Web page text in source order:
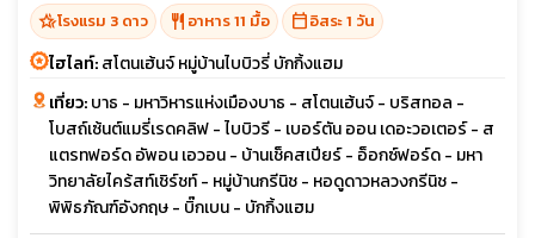
hotel_classโรงแรม 3 ดาว restaurant อาหาร 11 มื้อ calendar_todayอิสระ 1 วัน
ไฮไลท์:สโตนเฮ้นจ์ หมู่บ้านไบบิวรี่ บักกิ้งแฮม
เที่ยว:บาธ - มหาวิหารแห่งเมืองบาธ - สโตนเฮ้นจ์ - บริสทอล -
โบสถ์เซ้นต์แมรี่เรดคลิฟ - ไบบิวรี - เบอร์ตัน ออน เดอะวอเตอร์ - ส
แตรทฟอร์ด อัพอน เอวอน - บ้านเช็คสเปียร์ - อ็อกซ์ฟอร์ด - มหา
วิทยาลัยไคร้สท์เชิร์ชท์ - หมู่บ้านกรีนิช - หอดูดาวหลวงกรีนิช -
พิพิธภัณฑ์อังกฤษ - บิ๊กเบน - บักกิ้งแฮม